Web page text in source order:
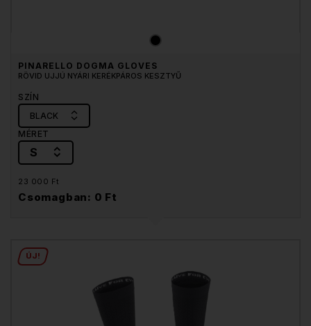
PINARELLO DOGMA GLOVES
RÖVID UJJÚ NYÁRI KERÉKPÁROS KESZTYŰ
SZÍN
BLACK
MÉRET
S
23 000 Ft
Csomagban: 0 Ft
ÚJ!